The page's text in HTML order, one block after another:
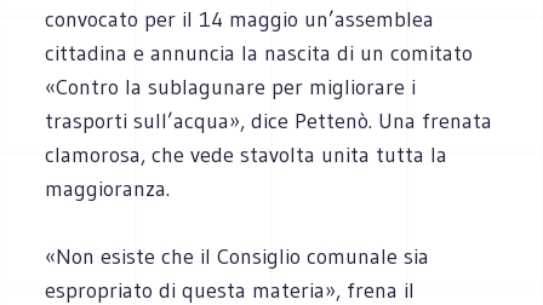
convocato per il 14 maggio un’assemblea
cittadina e annuncia la nascita di un comitato
«Contro la sublagunare per migliorare i
trasporti sull’acqua», dice Pettenò. Una frenata
clamorosa, che vede stavolta unita tutta la
maggioranza.
«Non esiste che il Consiglio comunale sia
espropriato di questa materia», frena il